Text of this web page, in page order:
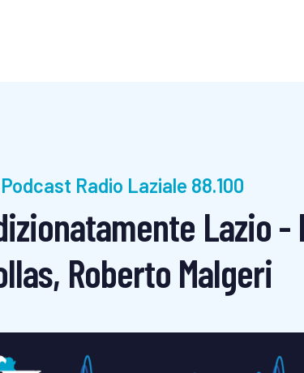
Podcast Radio Laziale 88.100
Lazio -
Roberto Malgeri